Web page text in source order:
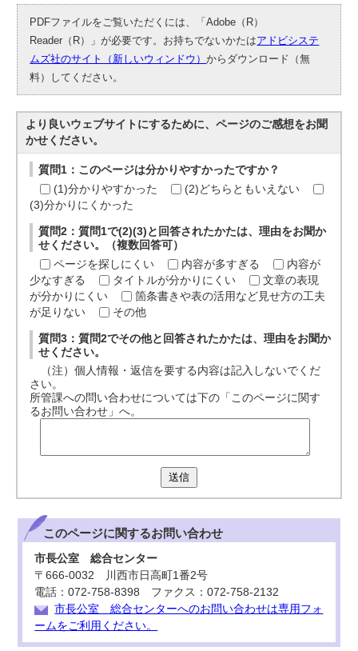
PDFファイルをご覧いただくには、「Adobe（R）
Reader（R）」が必要です。お持ちでないかたはアドビシステ
ムズ社のサイト（新しいウィンドウ）からダウンロード（無
料）してください。
より良いウェブサイトにするために、ページのご感想をお聞
かせください。
質問1：このページは分かりやすかったですか？
(1)分かりやすかった
(2)どちらともいえない
(3)分かりにくかった
質問2：質問1で(2)(3)と回答されたかたは、理由をお聞か
せください。（複数回答可）
ページを探しにくい
内容が多すぎる
内容が
少なすぎる
タイトルが分かりにくい
文章の表現
が分かりにくい
箇条書きや表の活用など見せ方の工夫
が足りない
その他
質問3：質問2でその他と回答されたかたは、理由をお聞か
せください。
（注）個人情報・返信を要する内容は記入しないでくだ
さい。
所管課への問い合わせについては下の「このページに関す
るお問い合わせ」へ。
送信
このページに関するお問い合わせ
市長公室 総合センター
〒666-0032 川西市日高町1番2号
電話：072-758-8398 ファクス：072-758-2132
市長公室 総合センターへのお問い合わせは専用フォ
ームをご利用ください。